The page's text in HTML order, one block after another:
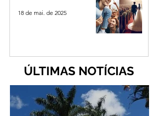
18 de mai. de 2025
ÚLTIMAS NOTÍCIAS